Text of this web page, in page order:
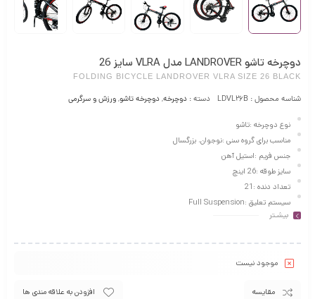
دوچرخه تاشو LANDROVER مدل VLRA سایز 26
FOLDING BICYCLE LANDROVER VLRA SIZE 26 BLACK
شناسه محصول : LDVL26B دسته : دوچرخه,دوچرخه تاشو,ورزش و سرگرمی
نوع دوچرخه :تاشو
مناسب برای گروه سنی :نوجوان، بزرگسال
جنس فریم :استیل آهن
سایز طوقه :26 اینچ
تعداد دنده :21
سیستم تعلیق :Full Suspension
نوع ترمز :دیسکی مکانیکی
بیشـتر
موجود نیست
مقایسه افزودن به علاقه مندی ها